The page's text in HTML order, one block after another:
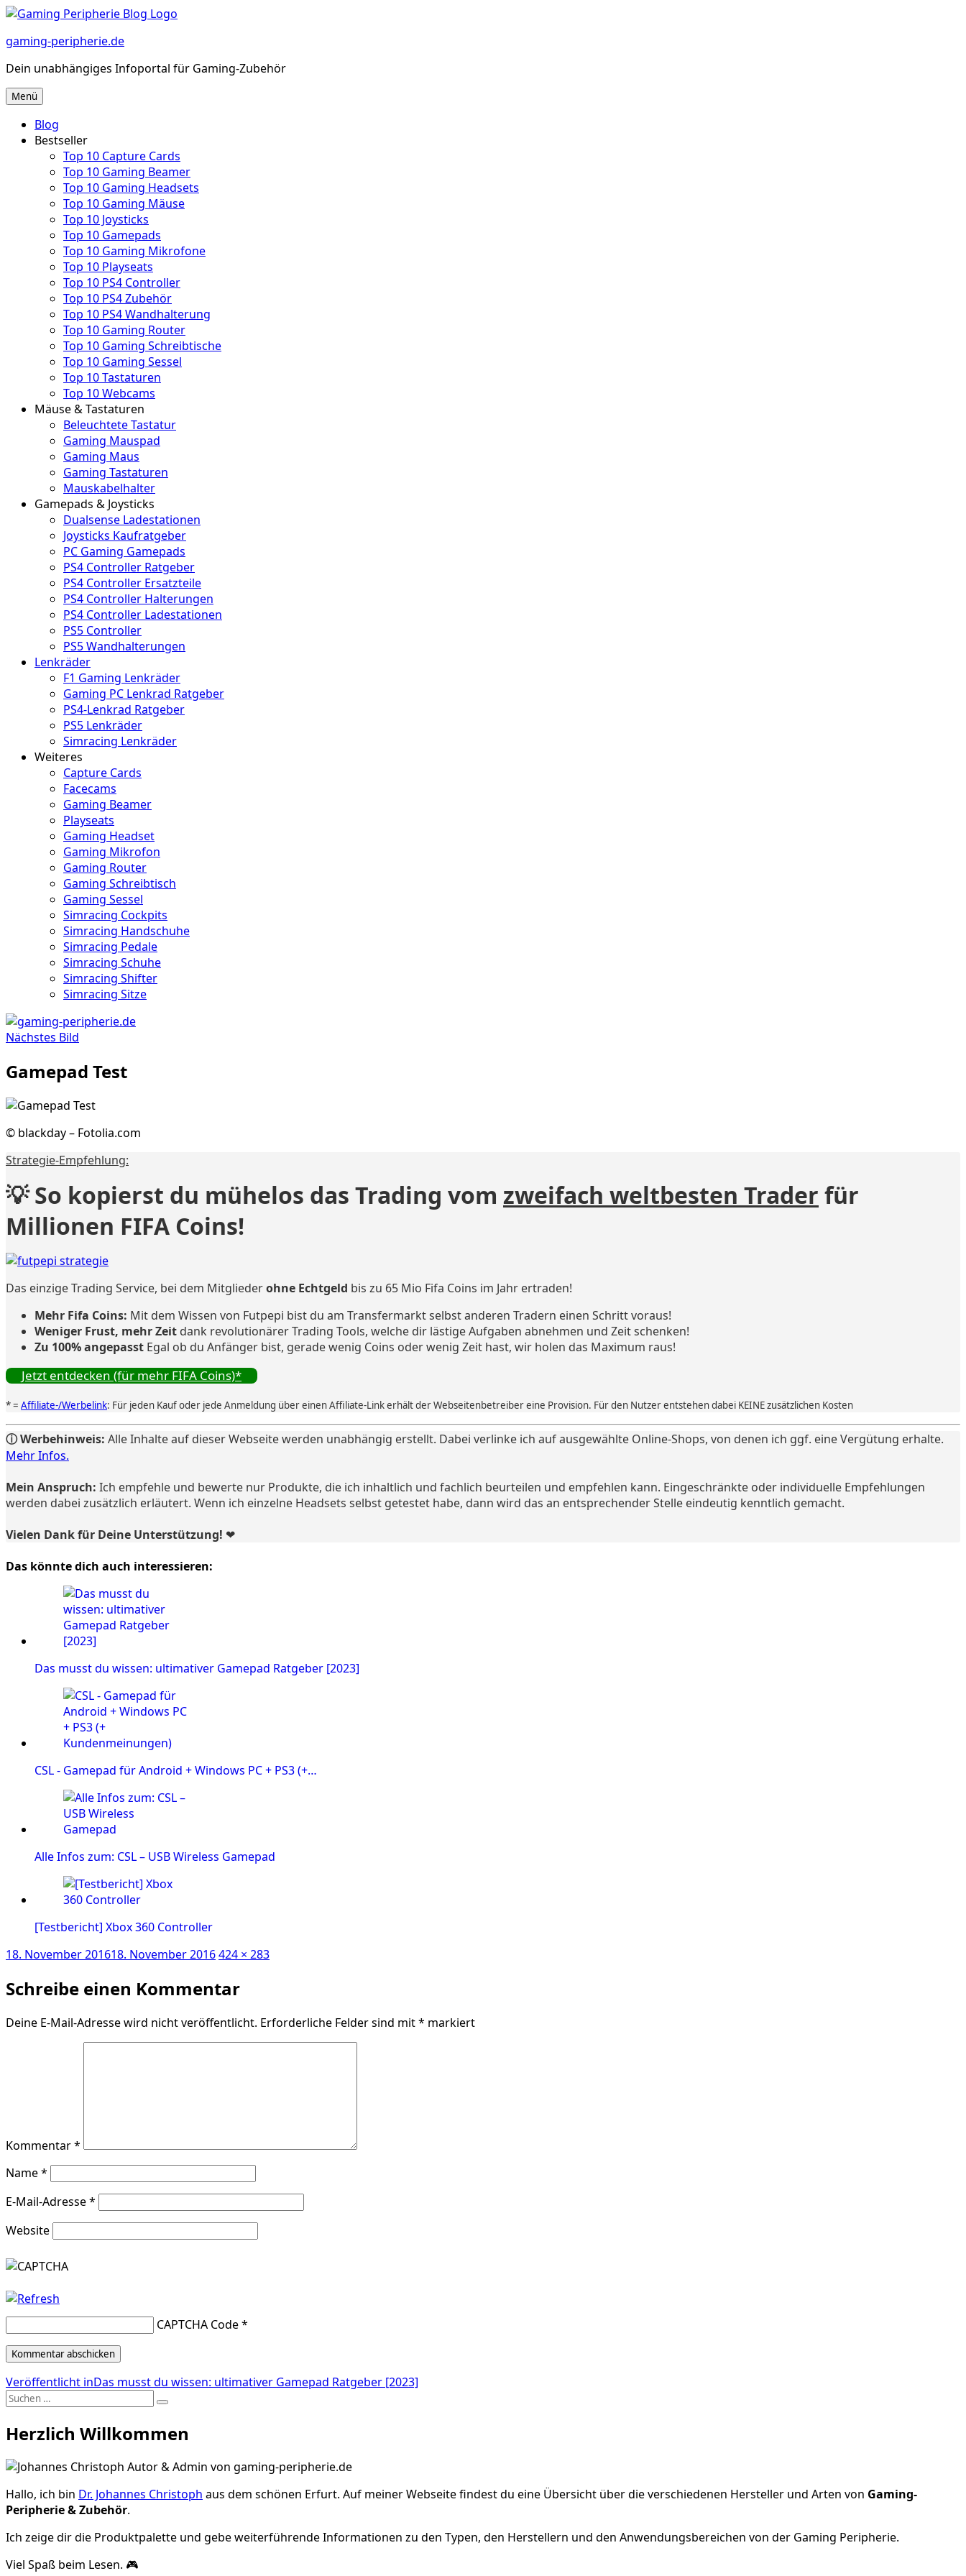
Zum
springen
gaming-peripherie.de
Dein unabhängiges Infoportal für Gaming-Zubehör
Menü
Blog
Bestseller
Top 10 Capture Cards
Top 10 Gaming Beamer
Top 10 Gaming Headsets
Top 10 Gaming Mäuse
Top 10 Joysticks
Top 10 Gamepads
Top 10 Gaming Mikrofone
Top 10 Playseats
Top 10 PS4 Controller
Top 10 PS4 Zubehör
Top 10 PS4 Wandhalterung
Top 10 Gaming Router
Top 10 Gaming Schreibtische
Top 10 Gaming Sessel
Top 10 Tastaturen
Top 10 Webcams
Mäuse & Tastaturen
Beleuchtete Tastatur
Gaming Mauspad
Gaming Maus
Gaming Tastaturen
Mauskabelhalter
Gamepads & Joysticks
Dualsense Ladestationen
Joysticks Kaufratgeber
PC Gaming Gamepads
PS4 Controller Ratgeber
PS4 Controller Ersatzteile
PS4 Controller Halterungen
PS4 Controller Ladestationen
PS5 Controller
PS5 Wandhalterungen
Lenkräder
F1 Gaming Lenkräder
Gaming PC Lenkrad Ratgeber
PS4-Lenkrad Ratgeber
PS5 Lenkräder
Simracing Lenkräder
Weiteres
Capture Cards
Facecams
Gaming Beamer
Playseats
Gaming Headset
Gaming Mikrofon
Gaming Router
Gaming Schreibtisch
Gaming Sessel
Simracing Cockpits
Simracing Handschuhe
Simracing Pedale
Simracing Schuhe
Simracing Shifter
Simracing Sitze
Nächstes Bild
Gamepad Test
© blackday – Fotolia.com
Strategie-Empfehlung:
💡 So kopierst du mühelos das Trading vom zweifach weltbesten Trader für
Millionen FIFA Coins!
Das einzige Trading Service, bei dem Mitgliederohne Echtgeld bis zu 65 Mio Fifa Coins im Jahr ertraden!
Mehr Fifa Coins: Mit dem Wissen von Futpepi bist du am Transfermarkt selbst anderen Tradern einen Schritt voraus!
Weniger Frust, mehr Zeit dank revolutionärer Trading Tools, welche dir lästige Aufgaben abnehmen und Zeit schenken!
Zu 100% angepasst Egal ob du Anfänger bist, gerade wenig Coins oder wenig Zeit hast, wir holen das Maximum raus!
Jetzt entdecken (für mehr FIFA Coins)*
* = Affiliate-/Werbelink: Für jeden Kauf oder jede Anmeldung über einen Affiliate-Link erhält der Webseitenbetreiber eine Provision. Für den Nutzer entstehen dabei KEINE zusätzlichen Kosten
ⓘ Werbehinweis: Alle Inhalte auf dieser Webseite werden unabhängig erstellt. Dabei verlinke ich auf ausgewählte Online-Shops, von denen ich ggf. eine Vergütung erhalte.
Mehr Infos.
Mein Anspruch: Ich empfehle und bewerte nur Produkte, die ich inhaltlich und fachlich beurteilen und empfehlen kann. Eingeschränkte oder individuelle Empfehlungen
werden dabei zusätzlich erläutert. Wenn ich einzelne Headsets selbst getestet habe, dann wird das an entsprechender Stelle eindeutig kenntlich gemacht.
Vielen Dank für Deine Unterstützung! ❤️
Das könnte dich auch interessieren:
Das musst du wissen: ultimativer Gamepad Ratgeber [2023]
CSL - Gamepad für Android + Windows PC + PS3 (+…
Alle Infos zum: CSL – USB Wireless Gamepad
[Testbericht] Xbox 360 Controller
Veröffentlicht
18. November 201618. November 2016Volle
424 × 283
Schreibe einen Kommentar
Deine E-Mail-Adresse wird nicht veröffentlicht. Erforderliche Felder sind mit* markiert
Kommentar*
Name*
E-Mail-Adresse*
Website
CAPTCHA Code*
Beitragsnavigation
Veröffentlicht inDas musst du wissen: ultimativer Gamepad Ratgeber [2023]
Suche
nach:
Suchen
Herzlich Willkommen
Hallo, ich bin Dr. Johannes Christoph aus dem schönen Erfurt. Auf meiner Webseite findest du eine Übersicht über die verschiedenen Hersteller und Arten von Gaming-
Peripherie & Zubehör.
Ich zeige dir die Produktpalette und gebe weiterführende Informationen zu den Typen, den Herstellern und den Anwendungsbereichen von der Gaming Peripherie.
Viel Spaß beim Lesen. 🎮